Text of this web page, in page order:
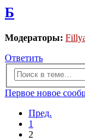
Б
Модераторы:
Ответить
Первое новое
Пред.
1
2